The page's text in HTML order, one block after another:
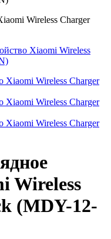
Wireless Charger
Wireless
(MDY-12-